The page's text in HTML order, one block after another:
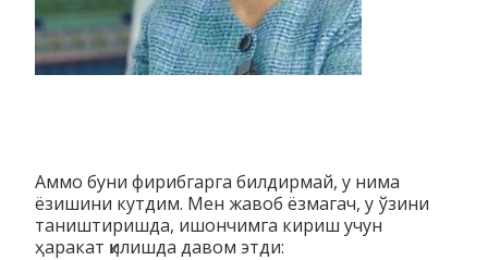
Аммо буни фирибгарга билдирмай, у нима
ёзишини кутдим. Мен жавоб ёзмагач, у ўзини
таништиришда, ишончимга кириш учун
ҳаракат қилишда давом этди: